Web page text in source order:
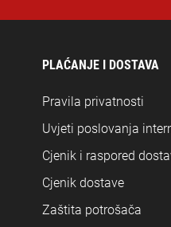
PLAĆANJE I DOSTAVA
Pravila privatnosti
Uvjeti poslovanja
Cjenik i raspored
Cjenik dostave
Zaštita potrošača